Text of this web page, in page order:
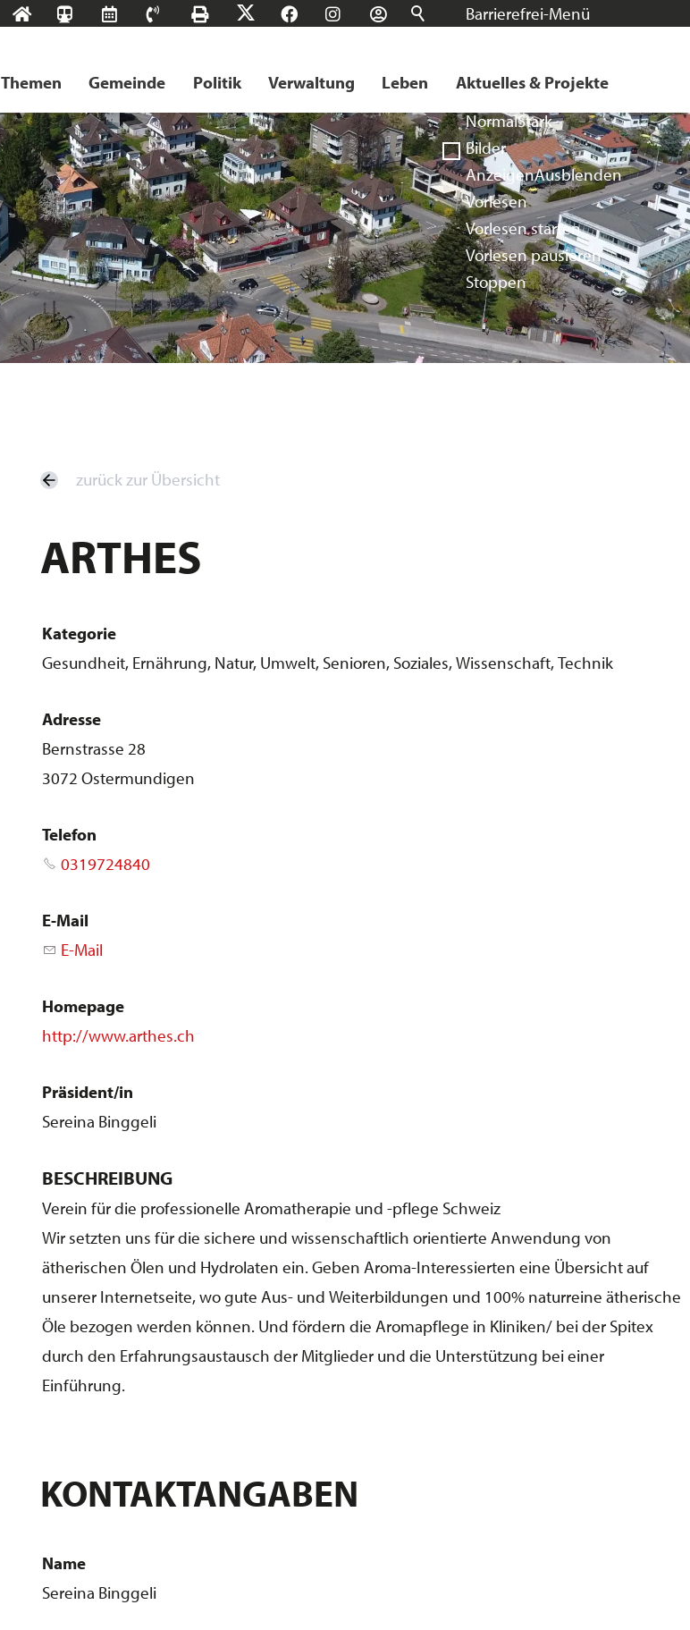
Barrierefrei-Menü
Kontrast
NormalStark
Bilder
AnzeigenAusblenden
Vorlesen
Vorlesen starten
Vorlesen pausieren
Stoppen
StartSBB-
RMS KontaktDrucken FacebookInstagram
Login
Themen Gemeinde Politik Verwaltung Leben Aktuelles & Projekte
zurück zur Übersicht
ARTHES
Kategorie
Gesundheit, Ernährung, Natur, Umwelt, Senioren, Soziales, Wissenschaft, Technik
Adresse
Bernstrasse 28
3072 Ostermundigen
Telefon
0319724840
E-Mail
E-Mail
Homepage
http://www.arthes.ch
Präsident/in
Sereina Binggeli
BESCHREIBUNG
Verein für die professionelle Aromatherapie und -pflege Schweiz
Wir setzten uns für die sichere und wissenschaftlich orientierte Anwendung von
ätherischen Ölen und Hydrolaten ein. Geben Aroma-Interessierten eine Übersicht auf
unserer Internetseite, wo gute Aus- und Weiterbildungen und 100% naturreine ätherische
Öle bezogen werden können. Und fördern die Aromapflege in Kliniken/ bei der Spitex
durch den Erfahrungsaustausch der Mitglieder und die Unterstützung bei einer
Einführung.
KONTAKTANGABEN
Name
Sereina Binggeli